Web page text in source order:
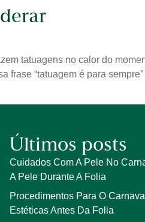
tatuagens no calor do
frase “tatuagem é para
Últimos posts
Cuidados Com A Pele No
A Pele Durante A Folia
Procedimentos Para O
Estéticas Antes Da Folia